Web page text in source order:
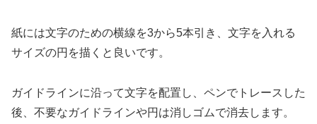
紙には文字のための横線を3から5本引き、文字を入れる
サイズの円を描くと良いです。
ガイドラインに沿って文字を配置し、ペンでトレースした
後、不要なガイドラインや円は消しゴムで消去します。